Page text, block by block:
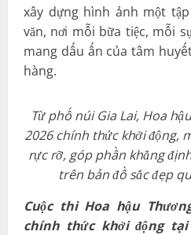
xây dựng hình ảnh một
văn, nơi mỗi bữa tiệc, mỗi
mang dấu ấn của tâm
hàng.
Từ phố núi Gia Lai, Hoa
2026 chính thức khởi động,
rực rỡ, góp phần khẳng
trên bản đồ sắc đẹp
Cuộc thi Hoa hậu
chính thức khởi động